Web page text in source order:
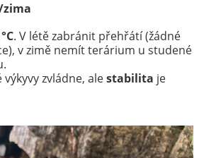
zima
. V létě zabránit přehřátí (žádné
v zimě nemít terárium u studené
zvládne, alestabilita je